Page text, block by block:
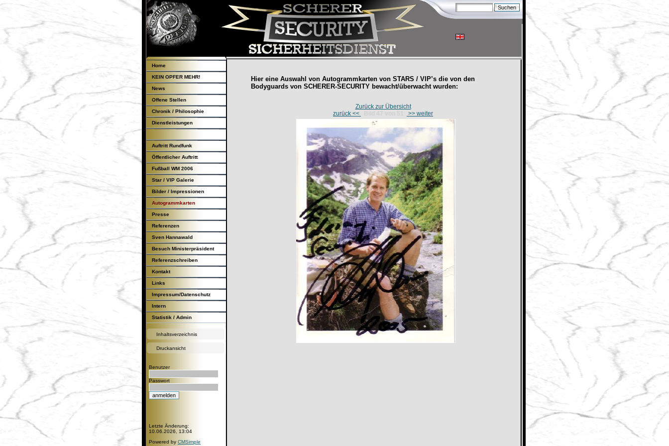
Home
KEIN OPFER MEHR!
News
Offene Stellen
Chronik / Philosophie
Dienstleistungen
Auftritt Rundfunk
Öffentlicher Auftritt
Fußball WM 2006
Star / VIP Galerie
Bilder / Impressionen
Autogrammkarten
Presse
Referenzen
Sven Hannawald
Besuch Ministerpräsident
Günther H.Oettinger
Referenzschreiben
Kontakt
Links
Impressum/Datenschutz
Intern
Statistik / Admin
Inhaltsverzeichnis
Druckansicht
Benutzer
Passwort
Letzte Änderung:
10.06.2026, 13:04
Powered by CMSimple
Hier eine Auswahl von Autogrammkarten von STARS / VIP’s die von den
Bodyguards von SCHERER-SECURITY bewacht/überwacht wurden:
Zurück zur Übersicht
zurück <<
>> weiter